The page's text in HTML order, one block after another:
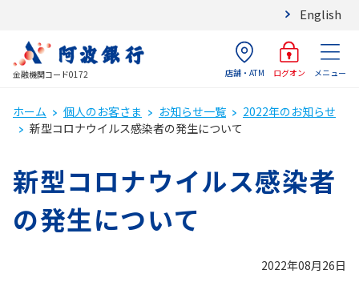
English
金融機関コード0172 店舗・ATM ログオン メニュー
ホーム 個人のお客さま お知らせ一覧
2022年のお知らせ
新型コロナウイルス感染者の発生について
新型コロナウイルス感染者
の発生について
2022年08月26日